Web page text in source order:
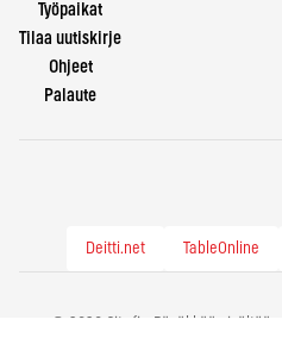
Työpaikat
Tilaa uutiskirje
Ohjeet
Palaute
Deitti.net TableOnline